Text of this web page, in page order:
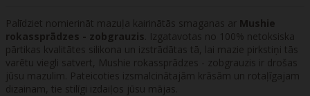
Palīdziet nomierināt mazuļa kairinātās smaganas ar Mushie
rokassprādzes - zobgrauzis . Izgatavotas no 100% netoksiska
pārtikas kvalitātes silikona un izstrādātas tā, lai mazie pirkstiņi tās
varētu viegli satvert, Mushie rokassprādzes - zobgrauzis ir drošas
jūsu mazulim. Pateicoties izsmalcinātajām krāsām un rotaļīgajam
dizainam, tie stilīgi izdaiļos jūsu mājas.